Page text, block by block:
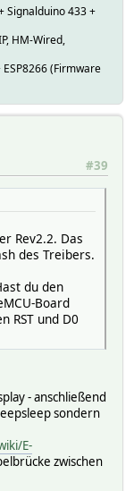
Signalduino 433 +
HM-Wired,
ESP8266 (Firmware
#39
Rev2.2. Das
des Treibers.
du den
Board
RST und D0
- anschließend
sondern
E-
zwischen